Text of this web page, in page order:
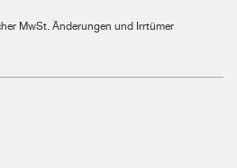
MwSt. Änderungen und Irrtümer